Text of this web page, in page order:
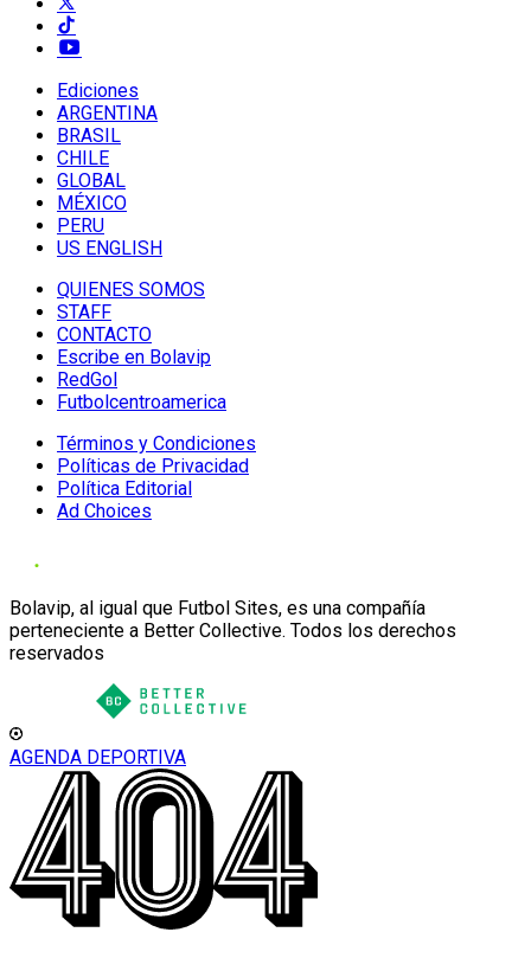
Ediciones
ARGENTINA
BRASIL
CHILE
GLOBAL
MÉXICO
PERU
US ENGLISH
QUIENES SOMOS
STAFF
CONTACTO
Escribe en Bolavip
RedGol
Futbolcentroamerica
Términos y Condiciones
Políticas de Privacidad
Política Editorial
Ad Choices
Bolavip, al igual que Futbol Sites, es una compañía
perteneciente a Better Collective. Todos los derechos
reservados
AGENDA DEPORTIVA